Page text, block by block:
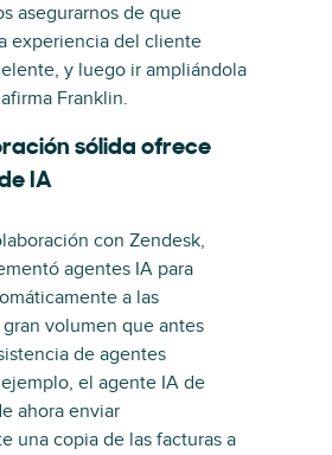
asegurarnos de que
experiencia del cliente
y luego ir ampliándola
Franklin.
sólida ofrece
IA
con Zendesk,
agentes IA para
a las
volumen que antes
de agentes
el agente IA de
ahora enviar
una copia de las facturas a